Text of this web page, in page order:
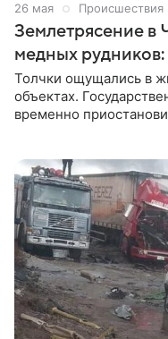
26 мая Происшествия
Землетрясение в
медных рудников:
Толчки ощущались в
объектах.
временно
портала Volcano
толчка составила 6,9.
километрах от города
зафиксировали в